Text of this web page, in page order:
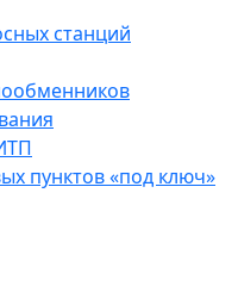
станций
пунктов «под ключ»